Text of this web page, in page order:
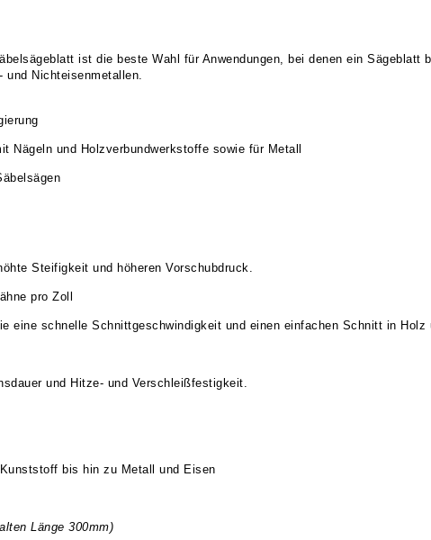
ist die beste Wahl für Anwendungen, bei denen ein
und Nichteisenmetallen.
Nägeln und Holzverbundwerkstoffe sowie für Metall
Steifigkeit und höheren Vorschubdruck.
pro Zoll
eine schnelle Schnittgeschwindigkeit und einen einfachen Schnitt in Holz
und Hitze- und Verschleißfestigkeit.
bis hin zu Metall und Eisen
Länge 300mm)